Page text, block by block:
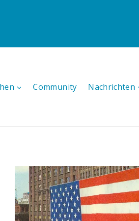
Community Nachrichten